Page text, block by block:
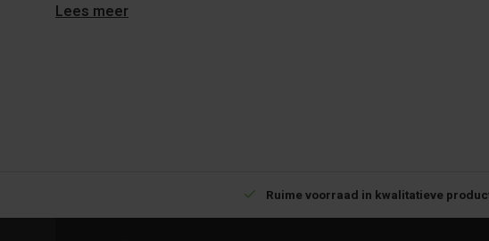
Lees meer
Ruime voorraad in kwalitatieve